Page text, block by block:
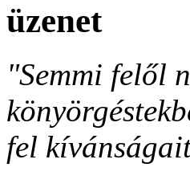
üzenet
"Semmi felől
fel